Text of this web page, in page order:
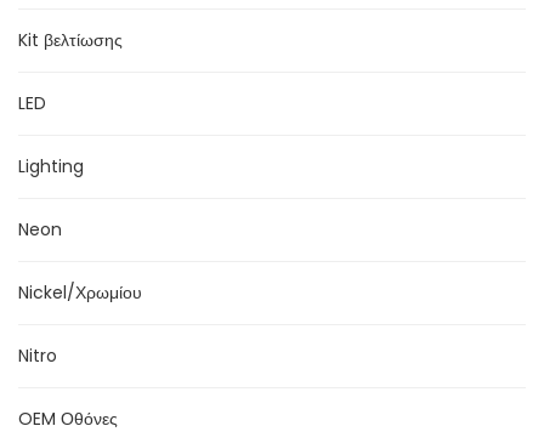
Kit βελτίωσης
LED
Lighting
Neon
Nickel/Χρωμίου
Nitro
OEM Οθόνες